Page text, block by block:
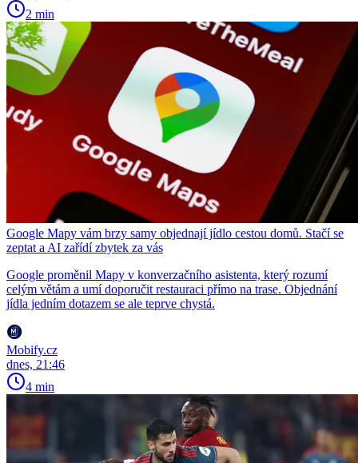
2 min
Google Mapy vám brzy samy objednají jídlo cestou domů. Stačí se
zeptat a AI zařídí zbytek za vás
Google proměnil Mapy v konverzačního asistenta, který rozumí
celým větám a umí doporučit restauraci přímo na trase. Objednání
jídla jedním dotazem se ale teprve chystá.
Mobify.cz
dnes, 21:46
4 min